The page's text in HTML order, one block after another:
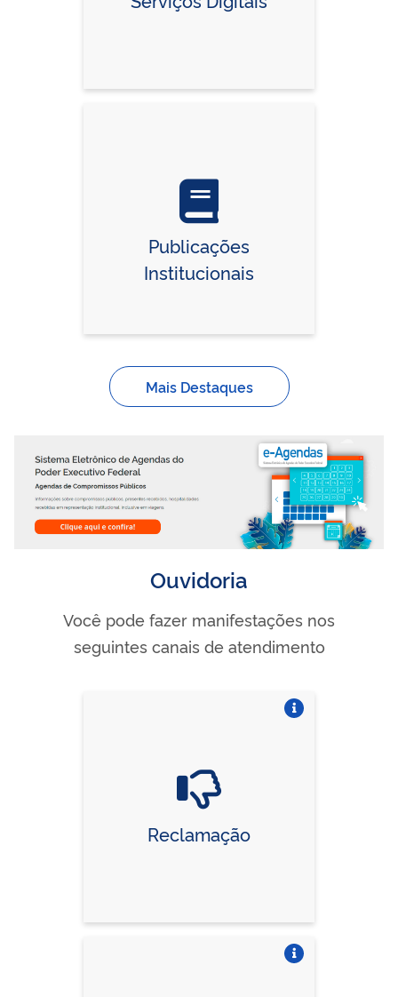
Publicações
Institucionais
Mais Destaques
Ouvidoria
Você pode fazer manifestações nos
seguintes canais de atendimento
Reclamação